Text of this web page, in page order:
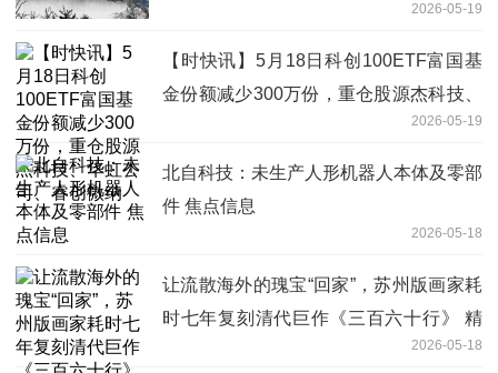
2026-05-19
【时快讯】5月18日科创100ETF富国基
金份额减少300万份，重仓股源杰科技、
2026-05-19
北自科技：未生产人形机器人本体及零部
件 焦点信息
2026-05-18
让流散海外的瑰宝“回家”，苏州版画家耗
时七年复刻清代巨作《三百六十行》 精
2026-05-18